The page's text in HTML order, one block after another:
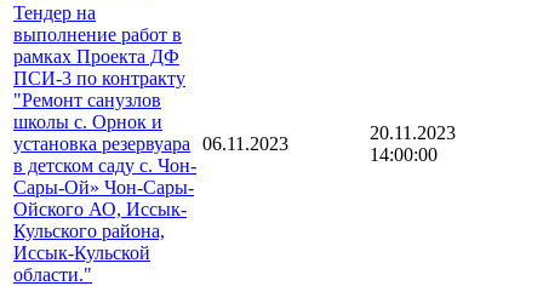
Тендер на
выполнение работ в
рамках Проекта ДФ
ПСИ-3 по контракту
"Ремонт санузлов
школы с. Орнок и
установка резервуара
в детском саду с. Чон-
Сары-Ой» Чон-Сары-
Ойского АО, Иссык-
Кульского района,
Иссык-Кульской
области."
06.11.2023
20.11.2023
14:00:00